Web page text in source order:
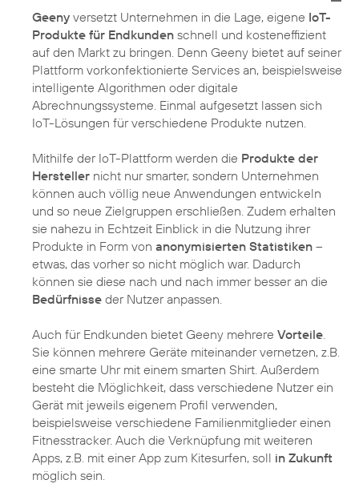
Geeny versetzt Unternehmen in die Lage, eigene IoT-
Produkte für Endkunden schnell und kosteneffizient
auf den Markt zu bringen. Denn Geeny bietet auf seiner
Plattform vorkonfektionierte Services an, beispielsweise
intelligente Algorithmen oder digitale
Abrechnungssysteme. Einmal aufgesetzt lassen sich
IoT-Lösungen für verschiedene Produkte nutzen.
Mithilfe der IoT-Plattform werden die Produkte der
Hersteller nicht nur smarter, sondern Unternehmen
können auch völlig neue Anwendungen entwickeln
und so neue Zielgruppen erschließen. Zudem erhalten
sie nahezu in Echtzeit Einblick in die Nutzung ihrer
Produkte in Form von anonymisierten Statistiken –
etwas, das vorher so nicht möglich war. Dadurch
können sie diese nach und nach immer besser an die
Bedürfnisse der Nutzer anpassen.
Auch für Endkunden bietet Geeny mehrere Vorteile.
Sie können mehrere Geräte miteinander vernetzen, z.B.
eine smarte Uhr mit einem smarten Shirt. Außerdem
besteht die Möglichkeit, dass verschiedene Nutzer ein
Gerät mit jeweils eigenem Profil verwenden,
beispielsweise verschiedene Familienmitglieder einen
Fitnesstracker. Auch die Verknüpfung mit weiteren
Apps, z.B. mit einer App zum Kitesurfen, soll in Zukunft
möglich sein.